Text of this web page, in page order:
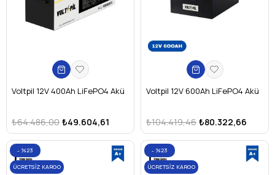
Voltpil 12V 400Ah LiFePO4 Akü
₺49.604,61
₺64.486,00
Voltpil 12V 600Ah LiFePO4 Akü
₺80.322,66
₺104.419,46
%23
ÜCRETSIZ KARGO
%23
ÜCRETSIZ KARGO